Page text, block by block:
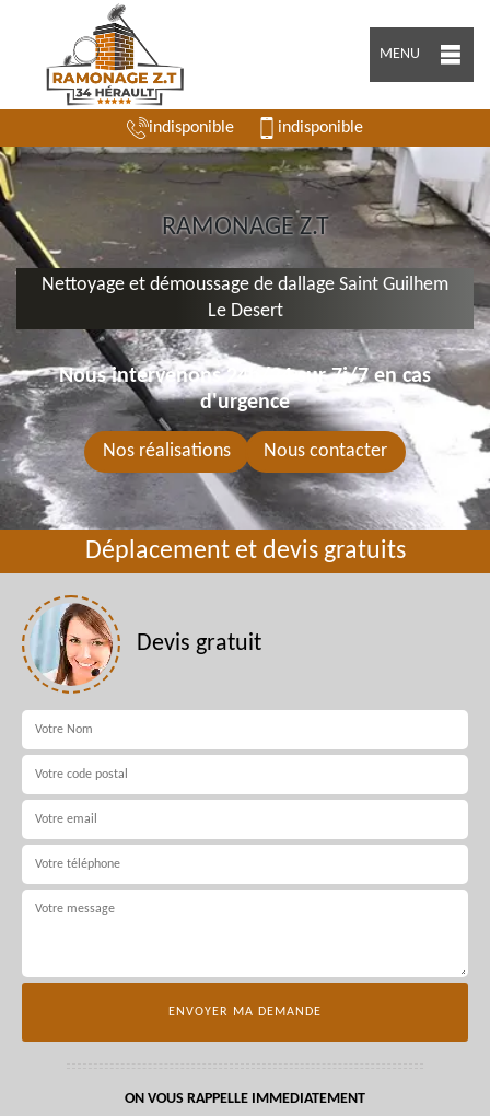
MENU
indisponible indisponible
RAMONAGE Z.T
Nettoyage et démoussage de dallage Saint Guilhem
Le Desert
Nous intervenons 24h/24 sur 7j/7 en cas
d'urgence
Nos réalisations Nous contacter
Déplacement et devis gratuits
Devis gratuit
ON VOUS RAPPELLE IMMEDIATEMENT